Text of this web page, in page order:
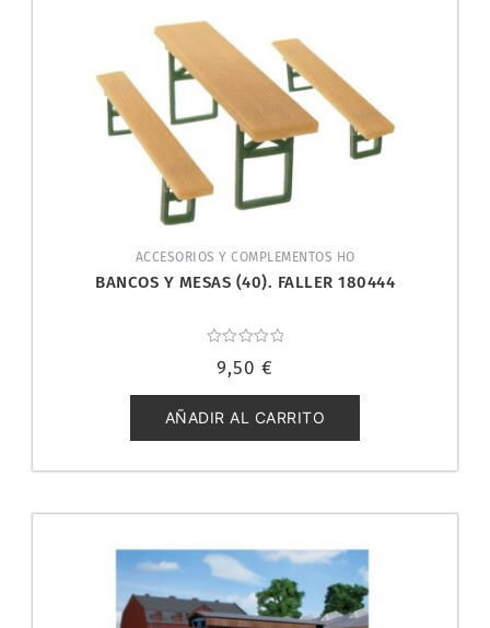
ACCESORIOS Y COMPLEMENTOS HO
BANCOS Y MESAS (40). FALLER 180444
con
de
5
9,50 €
AÑADIR AL CARRITO